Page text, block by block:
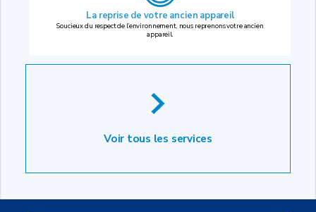
La reprise de votre ancien appareil
Soucieux du respect de l’environnement, nous reprenons votre ancien
appareil.
Voir tous les services